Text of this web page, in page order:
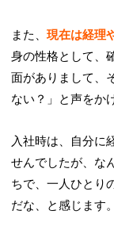
また、現在は経理
身の性格として、
面がありまして、
ない？」と声をか
入社時は、自分に
せんでしたが、な
ちで、一人ひとり
だな、と感じます。